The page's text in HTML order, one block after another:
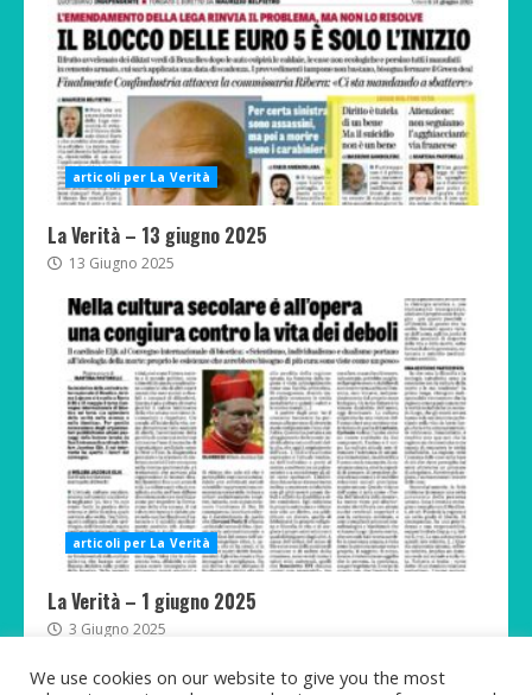
articoli per La Verità
La Verità – 13 giugno 2025
13 Giugno 2025
articoli per La Verità
La Verità – 1 giugno 2025
3 Giugno 2025
We use cookies on our website to give you the most